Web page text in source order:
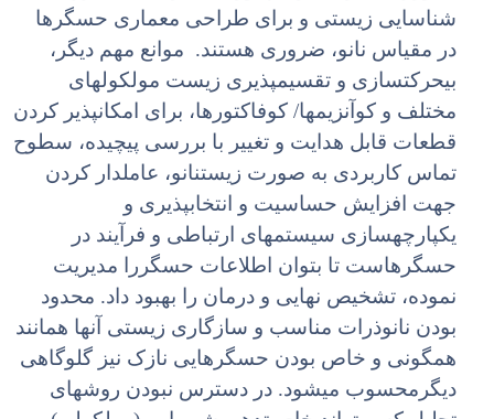
شناسایی زیستی و برای طراحی معماری حسگرها
در مقیاس نانو، ضروری هستند. موانع مهم دیگر،
بیحرکتسازی و تقسیمپذیری زیست مولکولهای
مختلف و کوآنزیمها/ کوفاکتورها، برای امکانپذیر کردن
قطعات قابل هدایت و تغییر با بررسی پیچیده، سطوح
تماس کاربردی به صورت زیستنانو، عاملدار کردن
جهت افزایش حساسیت و انتخابپذیری و
یکپارچهسازی سیستمهای ارتباطی و فرآیند در
حسگرهاست تا بتوان اطلاعات حسگررا مدیریت
نموده، تشخیص نهایی و درمان را بهبود داد. محدود
بودن نانوذرات مناسب و سازگاری زیستی آنها همانند
همگونی و خاص بودن حسگرهایی نازک نیز گلوگاهی
دیگرمحسوب میشود. در دسترس نبودن روشهای